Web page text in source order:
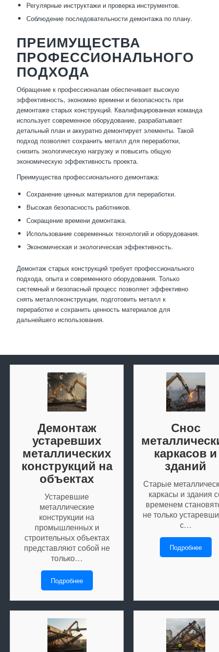
Регулярные инструктажи и проверка инструментов.
Соблюдение последовательности демонтажа по плану.
ПРЕИМУЩЕСТВА
ПРОФЕССИОНАЛЬНОГО
ПОДХОДА
Обращение к профессионалам обеспечивает высокую
эффективность, экономию времени и безопасность при
демонтаже старых конструкций. Квалифицированная команда
использует современное оборудование, разрабатывает
детальный план и аккуратно демонтирует элементы. Такой
подход позволяет сохранить металл для переработки,
снизить экологическую нагрузку и повысить общую
экономическую эффективность проекта.
Преимущества профессионального демонтажа:
Сохранение ценных материалов для переработки.
Высокая безопасность работников.
Сокращение времени демонтажа.
Использование современных технологий и оборудования.
Экономическая и экологическая эффективность.
Демонтаж старых конструкций требует профессионального
подхода, опыта и современного оборудования. Только
системный и безопасный процесс позволяет эффективно
снять металлоконструкции, подготовить металл к
переработке и сохранить ценность материалов для
дальнейшего использования.
Демонтаж
устаревших
металлических
конструкций на
объектах
Устаревшие
металлические
конструкции на
промышленных и
строительных объектах
представляют собой не
только…
Подробнее
Снос
каркасов и
зданий
Старые
каркасы и здания
временем
не только
с…
Подробнее